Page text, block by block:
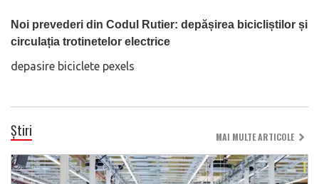
Noi prevederi din Codul Rutier: depășirea bicicliștilor și
circulația trotinetelor electrice
depasire biciclete pexels
Știri MAI MULTE ARTICOLE